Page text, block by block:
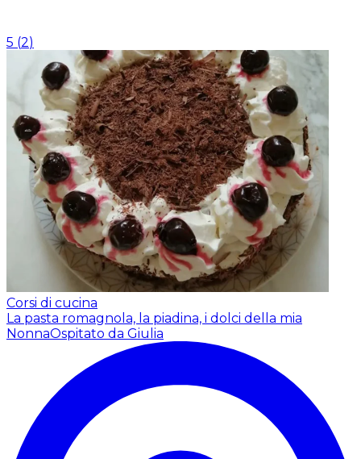
5 (2)
Corsi di cucina
La pasta romagnola, la piadina, i dolci della mia
NonnaOspitato da Giulia